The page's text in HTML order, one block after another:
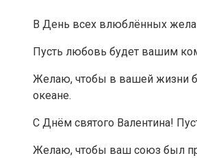
В День всех влюблённых
Пусть любовь будет вашим
Желаю, чтобы в вашей жизни
океане.
С Днём святого Валентина!
Желаю, чтобы ваш союз был